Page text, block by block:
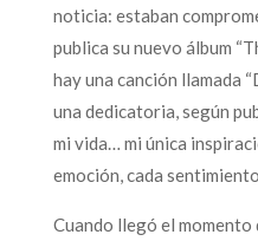
noticia: estaban
publica su nuevo álbum
hay una canción llamada
una dedicatoria, según
mi vida… mi única
emoción, cada
Cuando llegó el momento